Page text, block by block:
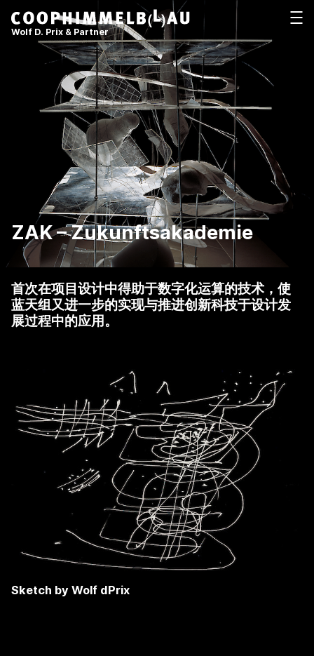
Coop Himmelb(l)au
Wolf D. Prix & Partner
打开
ZAK – Zukunftsakademie
首次在项目设计中得助于数字化运算的技术，使
蓝天组又进一步的实现与推进创新科技于设计发
展过程中的应用。
Sketch by Wolf dPrix